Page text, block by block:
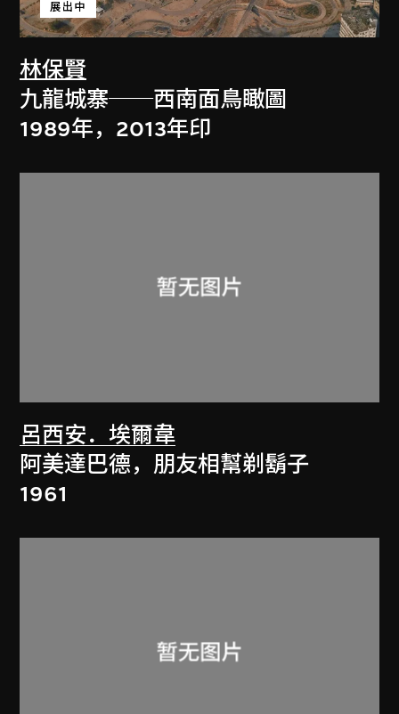
林保賢
展出中
九龍城寨──西南面鳥瞰圖
1989年，2013年印
呂西安．埃爾韋
阿美達巴德，朋友相幫剃鬍子
1961